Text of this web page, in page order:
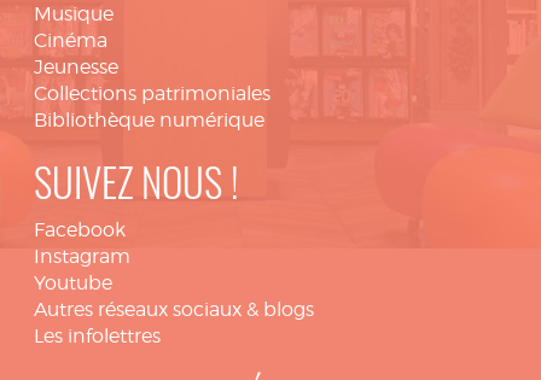
Musique
Cinéma
Jeunesse
Collections patrimoniales
Bibliothèque numérique
SUIVEZ NOUS !
Facebook
Instagram
Youtube
Autres réseaux sociaux & blogs
Les infolettres